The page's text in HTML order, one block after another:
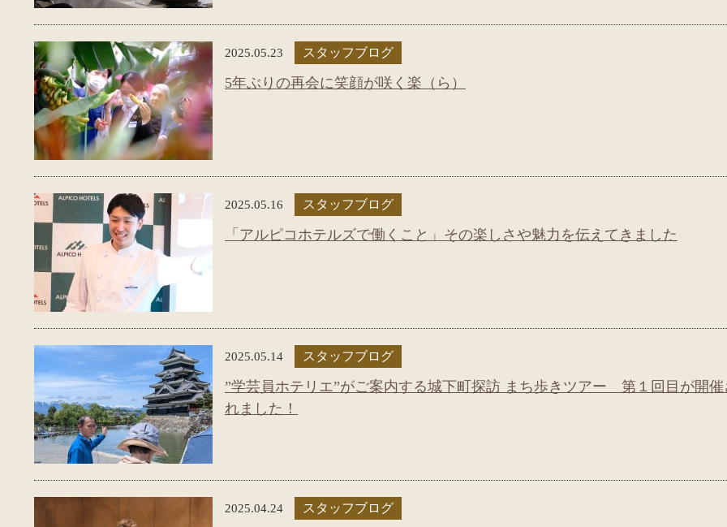
2025.05.23 スタッフブログ
5年ぶりの再会に笑顔が咲く楽（ら）
2025.05.16 スタッフブログ
「アルピコホテルズで働くこと」その楽しさや魅力を伝えてきました
2025.05.14 スタッフブログ
”学芸員ホテリエ”がご案内する城下町探訪 まち歩きツアー 第１回目が開催
れました！
2025.04.24 スタッフブログ